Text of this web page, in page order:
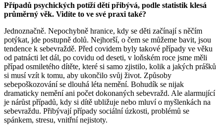
Případů psychických potíží dětí přibývá, podle statistik klesá
průměrný věk. Vidíte to ve své praxi také?
Jednoznačně. Nepochybně hranice, kdy se děti začínají s něčím
potýkat, jde postupně dolů. Nejhorší, o čem se můžeme bavit, jsou
tendence k sebevraždě. Před covidem byly takové případy ve věku
od patnácti let dál, po covidu od deseti, v loňském roce jsme měli
případ osmiletého dítěte, které si samo zjistilo, kolik a jakých prášků
si musí vzít k tomu, aby ukončilo svůj život. Způsoby
sebepoškozování se dlouhá léta nemění. Bohudík se nijak
dramaticky nemění ani počet dokonaných sebevražd. Ale alarmující
je nárůst případů, kdy si dítě ubližuje nebo mluví o myšlenkách na
sebevraždu. Přibývají případy sociální úzkosti, problémů se
spánkem, stresu, vnitřní nejistoty.